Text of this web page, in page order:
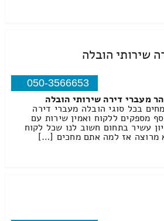
שירותי הובלה
050-3566653
מעברי דירה שירותי הובלה
בכל סוגי הובלה מעברי דירה
מספקים ללקוח ואמין שירות עם
עשיר בתחום חשוב לנו שכל לקוח
מרוצה אז למה אתם מחכים […]